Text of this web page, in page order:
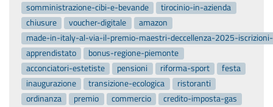
somministrazione-cibi-e-bevande
tirocinio-in-azienda
chiusure
voucher-digitale
amazon
made-in-italy-al-via-il-premio-maestri-deccellenza-2025-
apprendistato
bonus-regione-piemonte
acconciatori-estetiste
pensioni riforma-sport
festa
inaugurazione
transizione-ecologica
ristoranti
ordinanza
premio commercio
credito-imposta-gas